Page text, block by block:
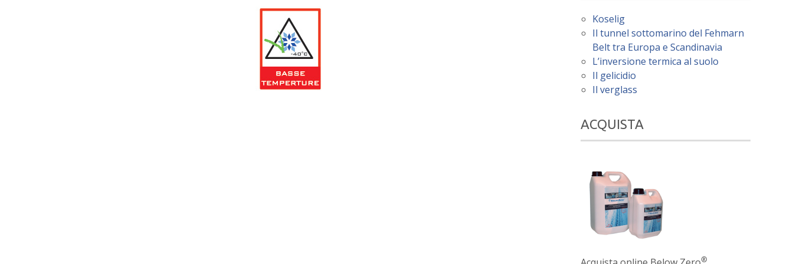
Koselig
Il tunnel sottomarino del Fehmarn
Belt tra Europa e Scandinavia
L’inversione termica al suolo
Il gelicidio
Il verglass
ACQUISTA
®